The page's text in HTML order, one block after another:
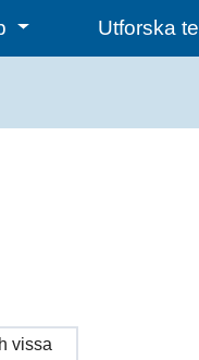
Utforska
vissa